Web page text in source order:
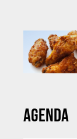
AGENDA